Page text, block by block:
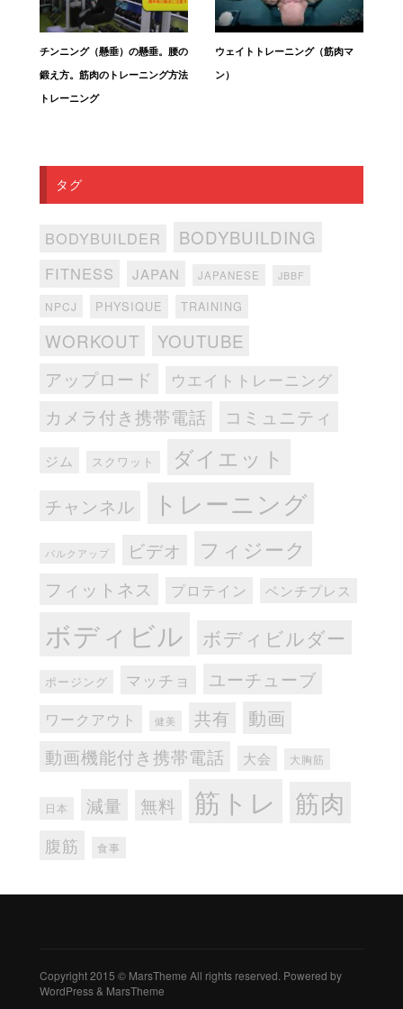
チンニング（懸垂）の懸垂。腰の
鍛え方。筋肉のトレーニング方法
トレーニング
ウェイトトレーニング（筋肉マ
ン）
タグ
BODYBUILDER BODYBUILDING
FITNESS JAPAN JAPANESE JBBF
NPCJ PHYSIQUE TRAINING
WORKOUT
YOUTUBE
アップロード
ウエイトトレーニング
カメラ付き携帯電話 コミュニティ
ジム スクワット ダイエット
チャンネル トレーニング
バルクアップ ビデオ フィジーク
フィットネス プロテイン ベンチプレス
ボディビル ボディビルダー
ポージング マッチョ ユーチューブ
ワークアウト 健美 共有 動画
動画機能付き携帯電話 大会 大胸筋
日本 減量 無料 筋トレ 筋肉
腹筋 食事
Copyright 2015 © MarsTheme All rights reserved. Powered by
WordPress & MarsTheme